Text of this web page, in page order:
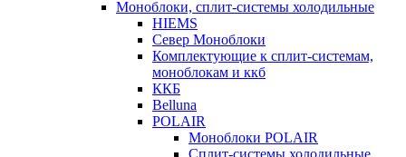
Моноблоки, сплит-системы холодильные
HIEMS
Север Моноблоки
Комплектующие к сплит-системам,
моноблокам и ккб
ККБ
Belluna
POLAIR
Моноблоки POLAIR
Сплит-системы холодильные